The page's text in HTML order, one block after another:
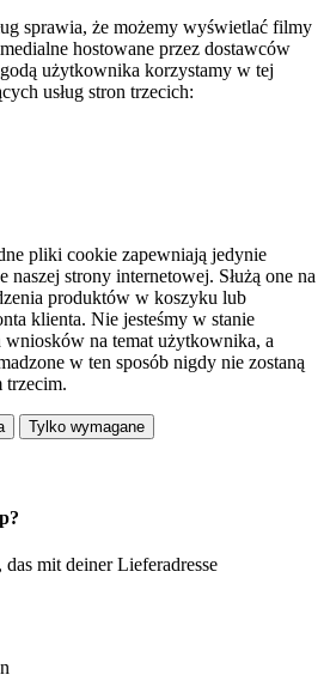
sprawia, że możemy wyświetlać filmy
hostowane przez dostawców
użytkownika korzystamy w tej
usług stron trzecich:
pliki cookie zapewniają jedynie
naszej strony internetowej. Służą one na
produktów w koszyku lub
klienta. Nie jesteśmy w stanie
wniosków na temat użytkownika, a
w ten sposób nigdy nie zostaną
trzecim.
Tylko wymagane
, das mit deiner Lieferadresse